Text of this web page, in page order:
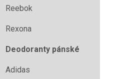
Reebok
Rexona
Deodoranty pánské
Adidas